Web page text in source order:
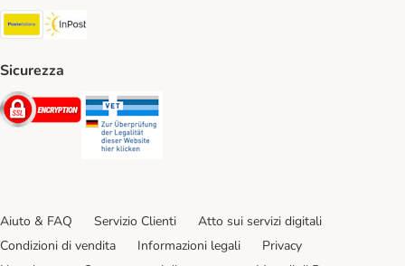
Poste Italiane. Shipping Method
Sicurezza
Security
Aiuto & FAQ Servizio Clienti
Atto sui servizi digitali
Condizioni di vendita
Informazioni legali
Privacy